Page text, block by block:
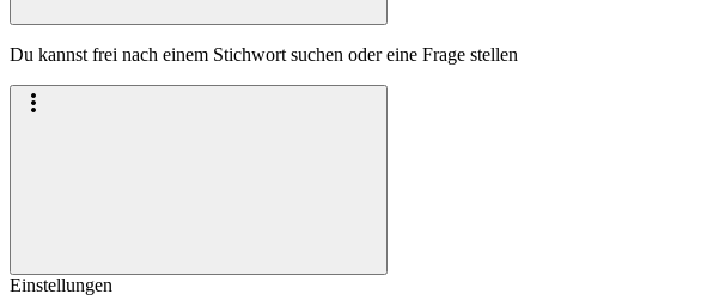
Du kannst frei nach einem Stichwort suchen oder eine Frage stellen
Einstellungen